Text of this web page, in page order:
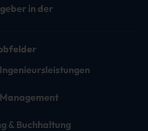
in der
& Buchhaltung